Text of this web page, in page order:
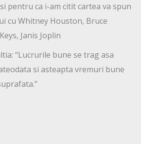
pentru ca i-am citit cartea va spun
cu Whitney Houston, Bruce
Janis Joplin
“Lucrurile bune se trag asa
si asteapta vremuri bune